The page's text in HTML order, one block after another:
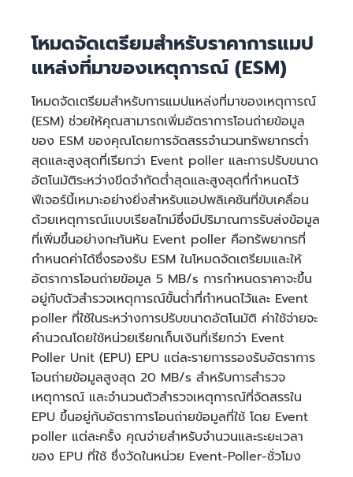
50,000 *
0.0000166667 USD =
0.83 USD
ค่าบริการรายเดือนทั้งหมด:
ค่าบริการทั้งหมด = 18 USD
+ 0.40 USD + 0.73 USD +
2.68 ล้าน
GB-วินาที * 0.0000015046 USD =
4.03 USD
10.4
USD
ค่าบริการ SnapStart ทั้งหมด: 4.03
USD + 10.4 USD = 14.43 USD
ค่าบริการรายเดือนทั้งหมด
1,850,000 * 0.0000166667
USD = 30.83 USD
ค่าบริการคำขอรายเดือน
โหมดจัดเตรียมสำหรับราคาการแมป
แหล่งที่มาของเหตุการณ์ (ESM)
โหมดจัดเตรียมสำหรับการแมปแหล่งที่มาของเหตุการณ์
(ESM) ช่วยให้คุณสามารถเพิ่มอัตราการโอนถ่ายข้อมูล
ของ ESM ของคุณโดยการจัดสรรจำนวนทรัพยากรต่ำ
สุดและสูงสุดที่เรียกว่า Event poller และการปรับขนาด
อัตโนมัติระหว่างขีดจำกัดต่ำสุดและสูงสุดที่กำหนดไว้
ฟีเจอร์นี้เหมาะอย่างยิ่งสำหรับแอปพลิเคชันที่ขับเคลื่อน
ด้วยเหตุการณ์แบบเรียลไทม์ซึ่งมีปริมาณการรับส่งข้อมูล
ที่เพิ่มขึ้นอย่างกะทันหัน Event poller คือทรัพยากรที่
กำหนดค่าได้ซึ่งรองรับ ESM ในโหมดจัดเตรียมและให้
อัตราการโอนถ่ายข้อมูล 5 MB/s การกำหนดราคาจะขึ้น
อยู่กับตัวสำรวจเหตุการณ์ขั้นต่ำที่กำหนดไว้และ Event
poller ที่ใช้ในระหว่างการปรับขนาดอัตโนมัติ ค่าใช้จ่ายจะ
คำนวณโดยใช้หน่วยเรียกเก็บเงินที่เรียกว่า Event
Poller Unit (EPU) EPU แต่ละรายการรองรับอัตราการ
โอนถ่ายข้อมูลสูงสุด 20 MB/s สำหรับการสำรวจ
เหตุการณ์ และจำนวนตัวสำรวจเหตุการณ์ที่จัดสรรใน
EPU ขึ้นอยู่กับอัตราการโอนถ่ายข้อมูลที่ใช้ โดย Event
poller แต่ละครั้ง คุณจ่ายสำหรับจำนวนและระยะเวลา
ของ EPU ที่ใช้ ซึ่งวัดในหน่วย Event-Poller-ชั่วโมง